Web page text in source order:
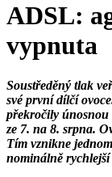
ADSL:
vypnuta
Soustředěný tlak
své první dílčí
překročily únosnou
ze 7. na 8. srpna.
Tím vznikne
nominálně rychlejší